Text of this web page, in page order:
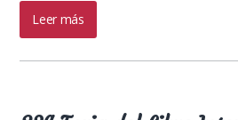
Leer más